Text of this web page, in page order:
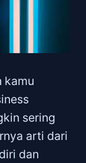
kamu
sering
arti dari
dan